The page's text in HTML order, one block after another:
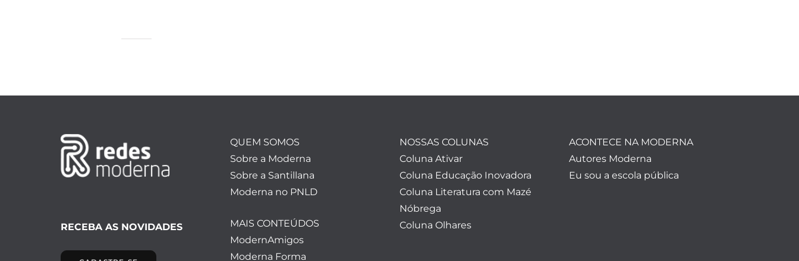
RECEBA AS NOVIDADES
QUEM SOMOS
Sobre a Moderna
Sobre a Santillana
Moderna no PNLD
MAIS CONTEÚDOS
ModernAmigos
Moderna Forma
NOSSAS COLUNAS
Coluna Ativar
Coluna Educação Inovadora
Coluna Literatura com Mazé
Nóbrega
Coluna Olhares
ACONTECE NA MODERNA
Autores Moderna
Eu sou a escola pública